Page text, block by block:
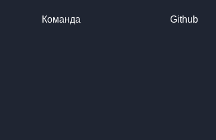
Команда Github